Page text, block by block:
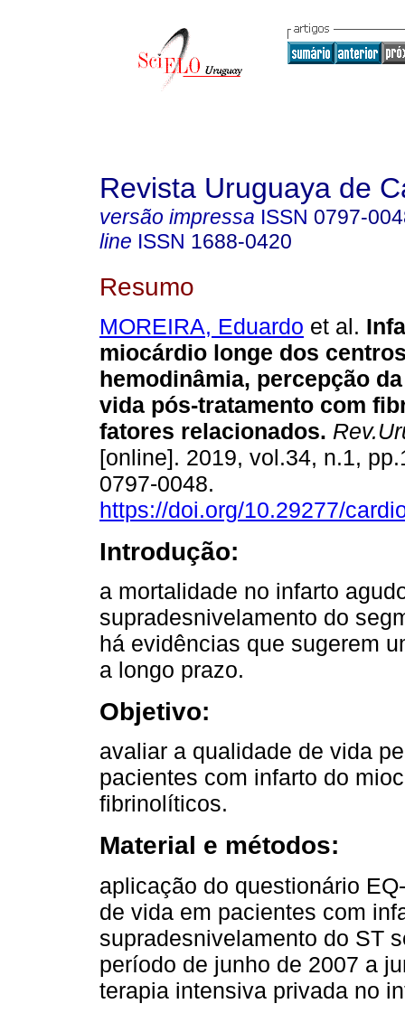
Revista Uruguaya de
versão impressa ISSN 0797-
line ISSN 1688-0420
Resumo
MOREIRA, Eduardo et al.
miocárdio longe dos
hemodinâmia, percepção
vida pós-tratamento com
fatores relacionados.
[online]. 2019, vol.34, n.1,
0797-0048.
https://doi.org/10.29277/
Introdução:
a mortalidade no infarto
supradesnivelamento do
há evidências que sugerem
a longo prazo.
Objetivo:
avaliar a qualidade de vida
pacientes com infarto do
fibrinolíticos.
Material e métodos:
aplicação do questionário
de vida em pacientes com
supradesnivelamento do ST
período de junho de 2007 a
terapia intensiva privada no